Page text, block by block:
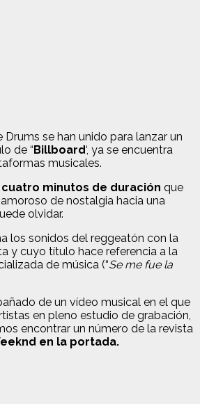
se han unido para lanzar un
de “Billboard‘, ya se encuentra
musicales.
cuatro minutos de duración que
de nostalgia hacia una
olvidar.
los sonidos del reggeatón con la
y cuyo título hace referencia a la
de música (“Se me fue la
de un vídeo musical en el que
en pleno estudio de grabación,
encontrar un número de la revista
en la portada.